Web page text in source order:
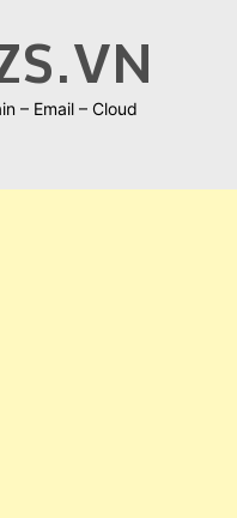
– Email – Cloud